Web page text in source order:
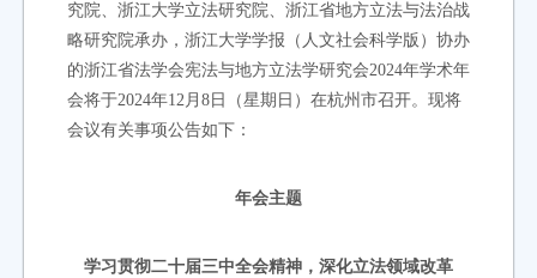
究院、浙江大学立法研究院、浙江省地方立法与法治战
略研究院承办，浙江大学学报（人文社会科学版）协办
的浙江省法学会宪法与地方立法学研究会2024年学术年
会将于2024年12月8日（星期日）在杭州市召开。现将
会议有关事项公告如下：
年会主题
学习贯彻二十届三中全会精神，深化立法领域改革